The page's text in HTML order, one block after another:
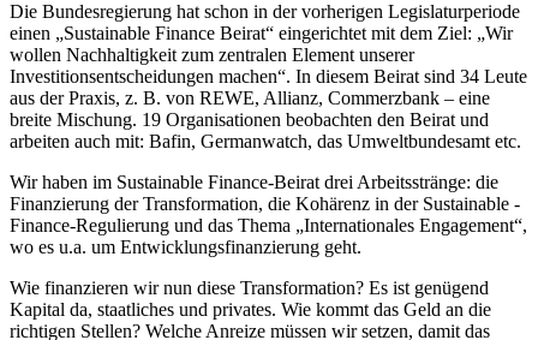
Die Bundesregierung hat schon in der vorherigen Legislaturperiode
einen „Sustainable Finance Beirat“ eingerichtet mit dem Ziel: „Wir
wollen Nachhaltigkeit zum zentralen Element unserer
Investitionsentscheidungen machen“. In diesem Beirat sind 34 Leute
aus der Praxis, z. B. von REWE, Allianz, Commerzbank – eine
breite Mischung. 19 Organisationen beobachten den Beirat und
arbeiten auch mit: Bafin, Germanwatch, das Umweltbundesamt etc.
Wir haben im Sustainable Finance-Beirat drei Arbeitsstränge: die
Finanzierung der Transformation, die Kohärenz in der Sustainable -
Finance-Regulierung und das Thema „Internationales Engagement“,
wo es u.a. um Entwicklungsfinanzierung geht.
Wie finanzieren wir nun diese Transformation? Es ist genügend
Kapital da, staatliches und privates. Wie kommt das Geld an die
richtigen Stellen? Welche Anreize müssen wir setzen, damit das